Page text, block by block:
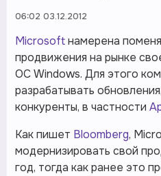
06:02 03.12.2012
Microsoftнамерена
продвижения на рынке
ОС Windows. Для этого
разрабатывать
конкуренты, в частности
Как пишет Bloomberg,
модернизировать свой
год, тогда как ранее это